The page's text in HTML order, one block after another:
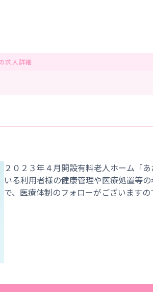
求人詳細
２０２３年４月開設有料老人ホーム「
いる利用者様の健康管理や医療処置等